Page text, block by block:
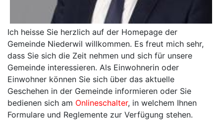
Ich heisse Sie herzlich auf der Homepage der
Gemeinde Niederwil willkommen. Es freut mich sehr,
dass Sie sich die Zeit nehmen und sich für unsere
Gemeinde interessieren. Als Einwohnerin oder
Einwohner können Sie sich über das aktuelle
Geschehen in der Gemeinde informieren oder Sie
bedienen sich am Onlineschalter, in welchem Ihnen
Formulare und Reglemente zur Verfügung stehen.